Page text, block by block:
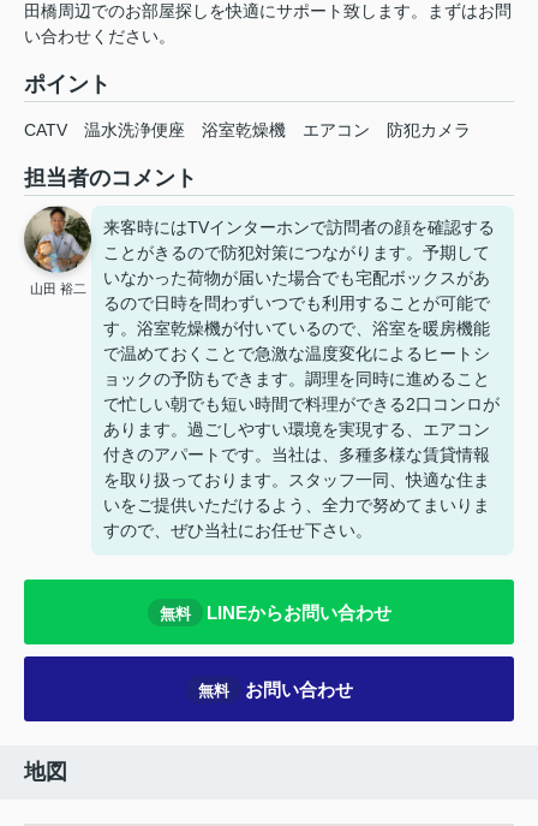
田橋周辺でのお部屋探しを快適にサポート致します。まずはお問
い合わせください。
ポイント
CATV 温水洗浄便座 浴室乾燥機 エアコン 防犯カメラ
担当者のコメント
山田 裕二
来客時にはTVインターホンで訪問者の顔を確認する
ことがきるので防犯対策につながります。予期して
いなかった荷物が届いた場合でも宅配ボックスがあ
るので日時を問わずいつでも利用することが可能で
す。浴室乾燥機が付いているので、浴室を暖房機能
で温めておくことで急激な温度変化によるヒートシ
ョックの予防もできます。調理を同時に進めること
で忙しい朝でも短い時間で料理ができる2口コンロが
あります。過ごしやすい環境を実現する、エアコン
付きのアパートです。当社は、多種多様な賃貸情報
を取り扱っております。スタッフ一同、快適な住ま
いをご提供いただけるよう、全力で努めてまいりま
すので、ぜひ当社にお任せ下さい。
無料 LINEからお問い合わせ
無料 お問い合わせ
地図